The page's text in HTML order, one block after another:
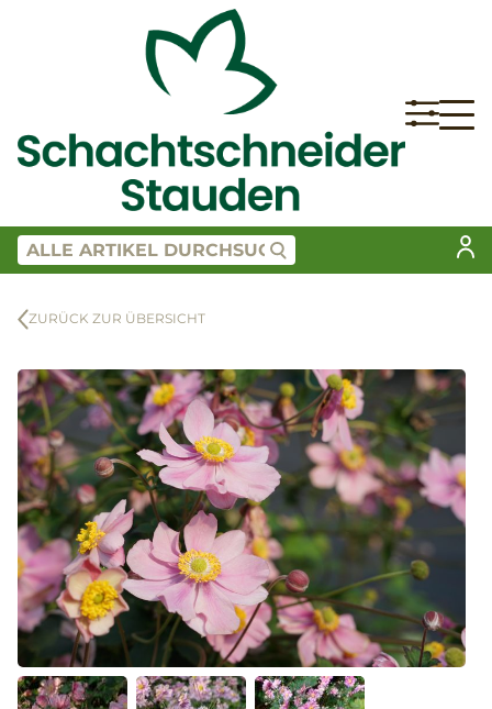
ZURÜCK ZUR ÜBERSICHT